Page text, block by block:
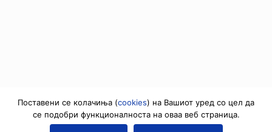
Поставени се колачиња (cookies) на Вашиот уред со цел да
се подобри функционалноста на оваа веб страница.